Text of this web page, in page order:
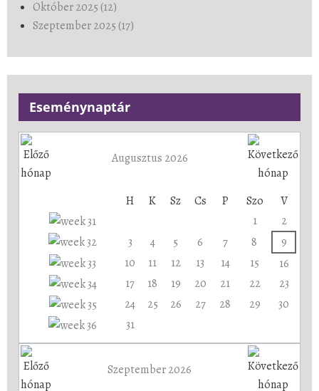
Október 2025 (12)
Szeptember 2025 (17)
Eseménynaptár
Augusztus 2026
H K Sz Cs P Szo
V
1
2
3
4 5 6 7 8
9
10
11 12 13 14 15
16
17
18 19 20 21 22
23
24
25 26 27 28 29
30
31
Szeptember 2026